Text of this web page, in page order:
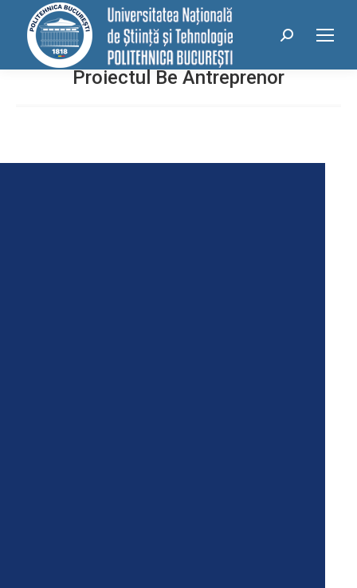
conținut
Search:
Proiectul Be Antreprenor